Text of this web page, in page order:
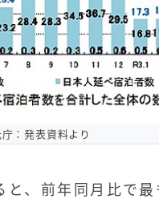
：発表資料より
、前年同月比で